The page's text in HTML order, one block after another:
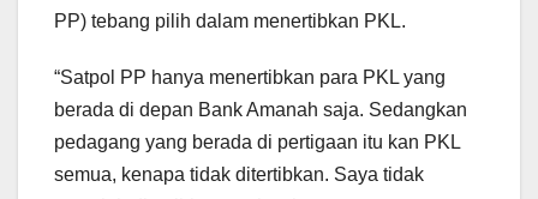
PP) tebang pilih dalam menertibkan PKL.
“Satpol PP hanya menertibkan para PKL yang
berada di depan Bank Amanah saja. Sedangkan
pedagang yang berada di pertigaan itu kan PKL
semua, kenapa tidak ditertibkan. Saya tidak